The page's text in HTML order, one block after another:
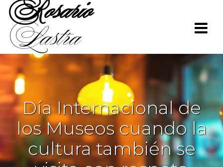
Rosario
Lastra
Día Internacional de
los Museos cuando la
cultura también se